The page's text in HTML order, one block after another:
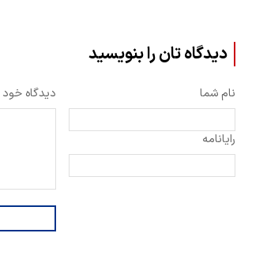
دیدگاه تان را بنویسید
نام شما
رایانامه
دیدگاه خود